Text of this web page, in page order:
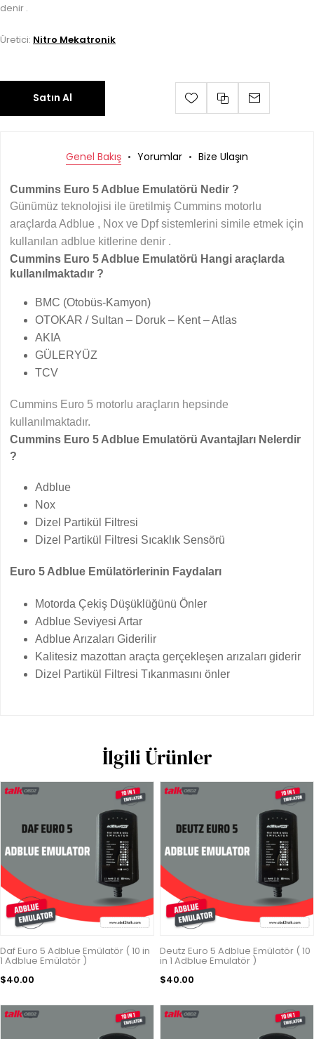
denir .
Üretici: Nitro Mekatronik
Satın Al
Genel Bakış Yorumlar Bize Ulaşın
Cummins Euro 5 Adblue Emulatörü Nedir ?
Günümüz teknolojisi ile üretilmiş Cummins motorlu
araçlarda Adblue , Nox ve Dpf sistemlerini simile etmek için
kullanılan adblue kitlerine denir .
Cummins Euro 5 Adblue Emulatörü Hangi araçlarda
kullanılmaktadır ?
BMC (Otobüs-Kamyon)
OTOKAR / Sultan – Doruk – Kent – Atlas
AKIA
GÜLERYÜZ
TCV
Cummins Euro 5 motorlu araçların hepsinde
kullanılmaktadır.
Cummins Euro 5 Adblue Emulatörü Avantajları Nelerdir
?
Adblue
Nox
Dizel Partikül Filtresi
Dizel Partikül Filtresi Sıcaklık Sensörü
Euro 5 Adblue Emülatörlerinin Faydaları
Motorda Çekiş Düşüklüğünü Önler
Adblue Seviyesi Artar
Adblue Arızaları Giderilir
Kalitesiz mazottan araçta gerçekleşen arızaları giderir
Dizel Partikül Filtresi Tıkanmasını önler
İlgili Ürünler
Daf Euro 5 Adblue Emülatör ( 10 in
1 Adblue Emülatör )
$40.00
Deutz Euro 5 Adblue Emülatör ( 10
in 1 Adblue Emulatör )
$40.00